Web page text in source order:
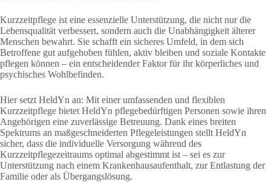
Kurzzeitpflege ist eine essenzielle Unterstützung, die nicht nur die
Lebensqualität verbessert, sondern auch die Unabhängigkeit älterer
Menschen bewahrt. Sie schafft ein sicheres Umfeld, in dem sich
Betroffene gut aufgehoben fühlen, aktiv bleiben und soziale Kontakte
pflegen können – ein entscheidender Faktor für ihr körperliches und
psychisches Wohlbefinden.
Hier setzt HeldYn an: Mit einer umfassenden und flexiblen
Kurzzeitpflege bietet HeldYn pflegebedürftigen Personen sowie ihren
Angehörigen eine zuverlässige Betreuung. Dank eines breiten
Spektrums an maßgeschneiderten Pflegeleistungen stellt HeldYn
sicher, dass die individuelle Versorgung während des
Kurzzeitpflegezeitraums optimal abgestimmt ist – sei es zur
Unterstützung nach einem Krankenhausaufenthalt, zur Entlastung der
Familie oder als Übergangslösung.